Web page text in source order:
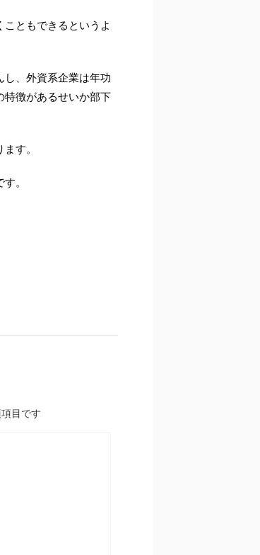
ともできるというよ
し、外資系企業は年功
特徴があるせいか部下
す。
。
目です